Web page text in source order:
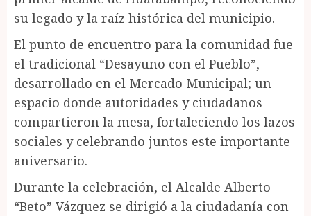
su legado y la raíz histórica del municipio.
El punto de encuentro para la comunidad fue
el tradicional “Desayuno con el Pueblo”,
desarrollado en el Mercado Municipal; un
espacio donde autoridades y ciudadanos
compartieron la mesa, fortaleciendo los lazos
sociales y celebrando juntos este importante
aniversario.
Durante la celebración, el Alcalde Alberto
“Beto” Vázquez se dirigió a la ciudadanía con